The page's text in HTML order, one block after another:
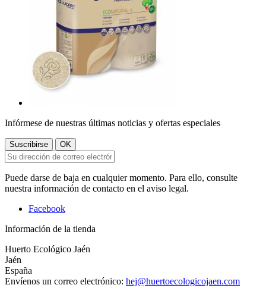
Infórmese de nuestras últimas noticias y ofertas especiales
Puede darse de baja en cualquier momento. Para ello, consulte
nuestra información de contacto en el aviso legal.
Facebook
Información de la tienda
Huerto Ecológico Jaén
Jaén
España
Envíenos un correo electrónico: hej@huertoecologicojaen.com